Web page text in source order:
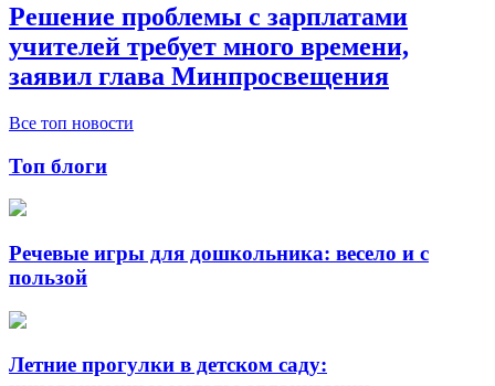
Решение проблемы с зарплатами
учителей требует много времени,
заявил глава Минпросвещения
Все топ новости
Топ блоги
Речевые игры для дошкольника: весело и с
пользой
Летние прогулки в детском саду: